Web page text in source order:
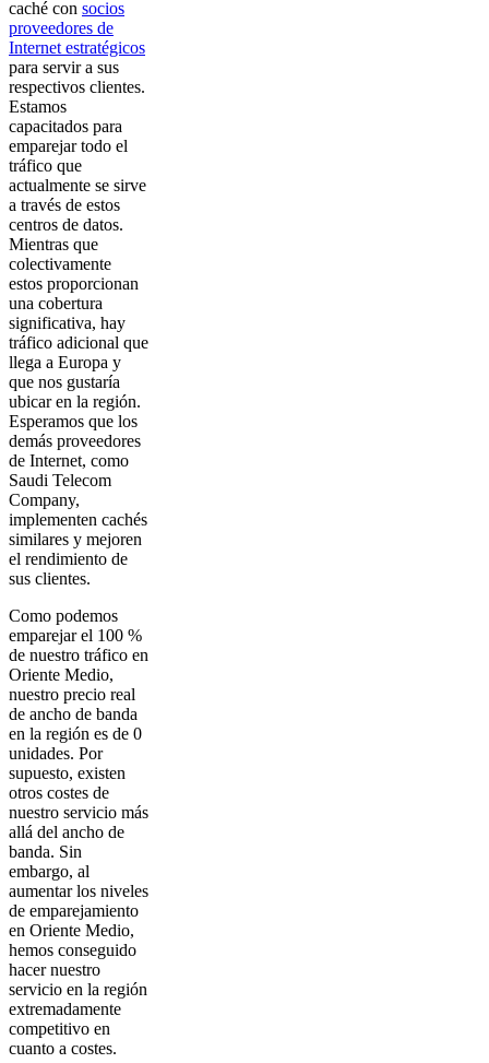
caché con socios
proveedores de
Internet estratégicos
para servir a sus
respectivos clientes.
Estamos
capacitados para
emparejar todo el
tráfico que
actualmente se sirve
a través de estos
centros de datos.
Mientras que
colectivamente
estos proporcionan
una cobertura
significativa, hay
tráfico adicional que
llega a Europa y
que nos gustaría
ubicar en la región.
Esperamos que los
demás proveedores
de Internet, como
Saudi Telecom
Company,
implementen cachés
similares y mejoren
el rendimiento de
sus clientes.
Como podemos
emparejar el 100 %
de nuestro tráfico en
Oriente Medio,
nuestro precio real
de ancho de banda
en la región es de 0
unidades. Por
supuesto, existen
otros costes de
nuestro servicio más
allá del ancho de
banda. Sin
embargo, al
aumentar los niveles
de emparejamiento
en Oriente Medio,
hemos conseguido
hacer nuestro
servicio en la región
extremadamente
competitivo en
cuanto a costes.